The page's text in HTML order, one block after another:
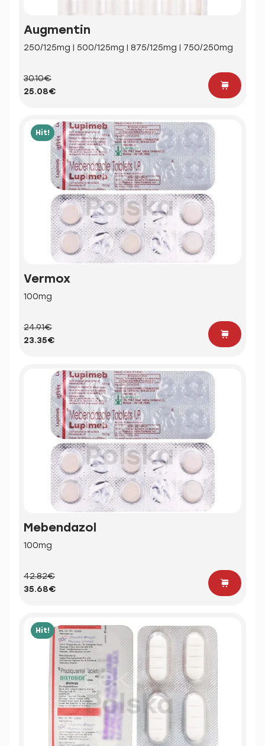
Augmentin
250/125mg | 500/125mg | 875/125mg | 750/250mg
30.10€
25.08€
Hit!
Vermox
100mg
24.91€
23.35€
Mebendazol
100mg
42.82€
35.68€
Hit!